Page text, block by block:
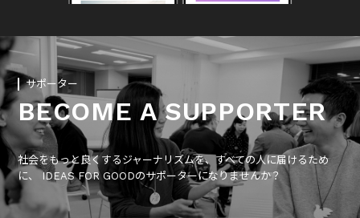
サポーター
BECOME A SUPPORTER
社会をもっと良くするジャーナリズムを、すべての人に届けるため
に、 IDEAS FOR GOODのサポーターになりませんか？